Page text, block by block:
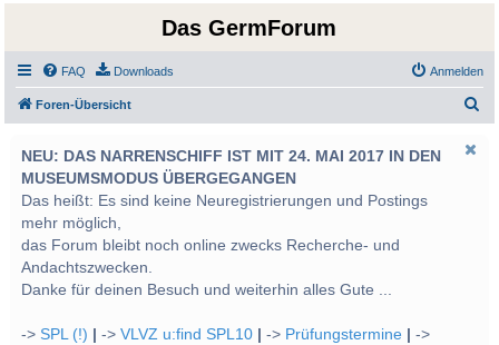
Das GermForum
FAQ Downloads Anmelden
Foren-Übersicht
NEU: DAS NARRENSCHIFF IST MIT 24. MAI 2017 IN DEN
MUSEUMSMODUS ÜBERGEGANGEN
Das heißt: Es sind keine Neuregistrierungen und Postings
mehr möglich,
das Forum bleibt noch online zwecks Recherche- und
Andachtszwecken.
Danke für deinen Besuch und weiterhin alles Gute ...
->SPL (!) ->VLVZ u:find SPL10 -> Prüfungstermine
->